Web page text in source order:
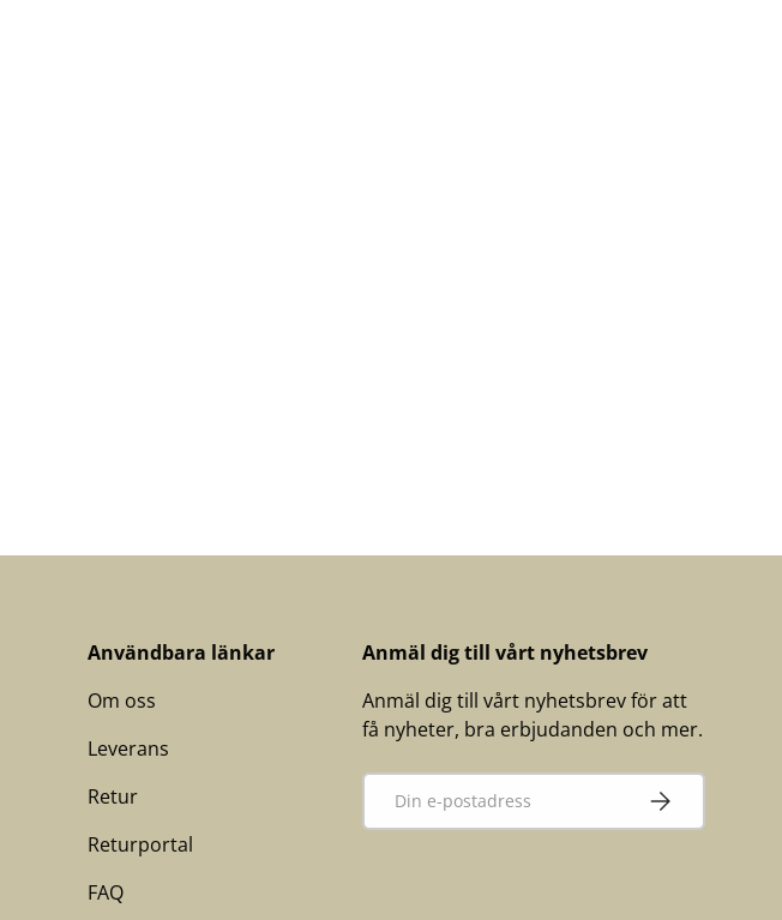
Användbara länkar
Om oss
Leverans
Retur
Returportal
FAQ
Anmäl dig till vårt nyhetsbrev
Anmäl dig till vårt nyhetsbrev för att
få nyheter, bra erbjudanden och mer.
E-post PRENUMERERA